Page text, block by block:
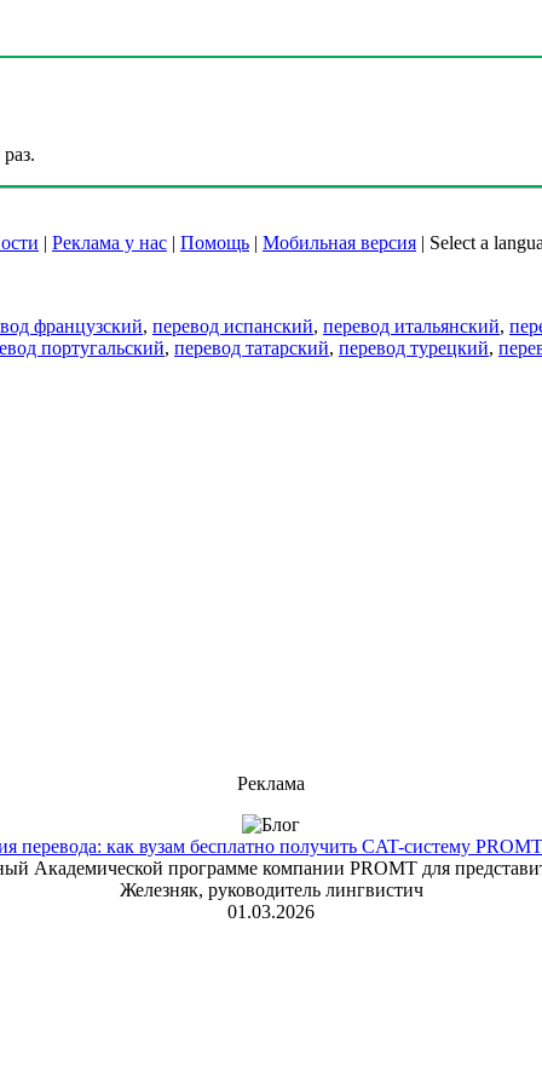
| Реклама у нас | Помощь | Мобильная версия | Select a
французский, перевод испанский, перевод итальянский,
португальский, перевод татарский, перевод турецкий,
Реклама
перевода: как вузам бесплатно получить CAT-систему
Академической программе компании PROMT для
Железняк, руководитель лингвистич
01.03.2026